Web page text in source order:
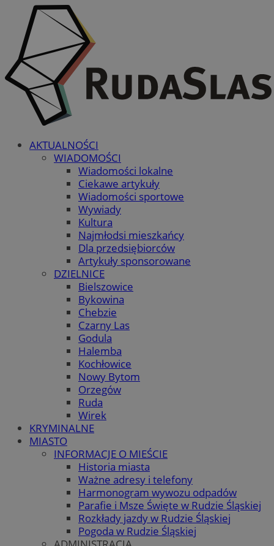
AKTUALNOŚCI
WIADOMOŚCI
Wiadomości lokalne
Ciekawe artykuły
Wiadomości sportowe
Wywiady
Kultura
Najmłodsi mieszkańcy
Dla przedsiębiorców
Artykuły sponsorowane
DZIELNICE
Bielszowice
Bykowina
Chebzie
Czarny Las
Godula
Halemba
Kochłowice
Nowy Bytom
Orzegów
Ruda
Wirek
KRYMINALNE
MIASTO
INFORMACJE O MIEŚCIE
Historia miasta
Ważne adresy i telefony
Harmonogram wywozu odpadów
Parafie i Msze Święte w Rudzie Śląskiej
Rozkłady jazdy w Rudzie Śląskiej
Pogoda w Rudzie Śląskiej